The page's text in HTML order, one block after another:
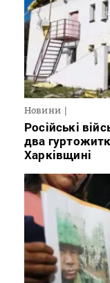
Новини
Російські
два
Харківщині